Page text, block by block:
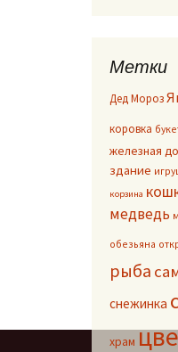
Метки
Дед Мороз
коровка
железная
здание
корзина
медведь
обезьяна
рыба
снежинка
храм